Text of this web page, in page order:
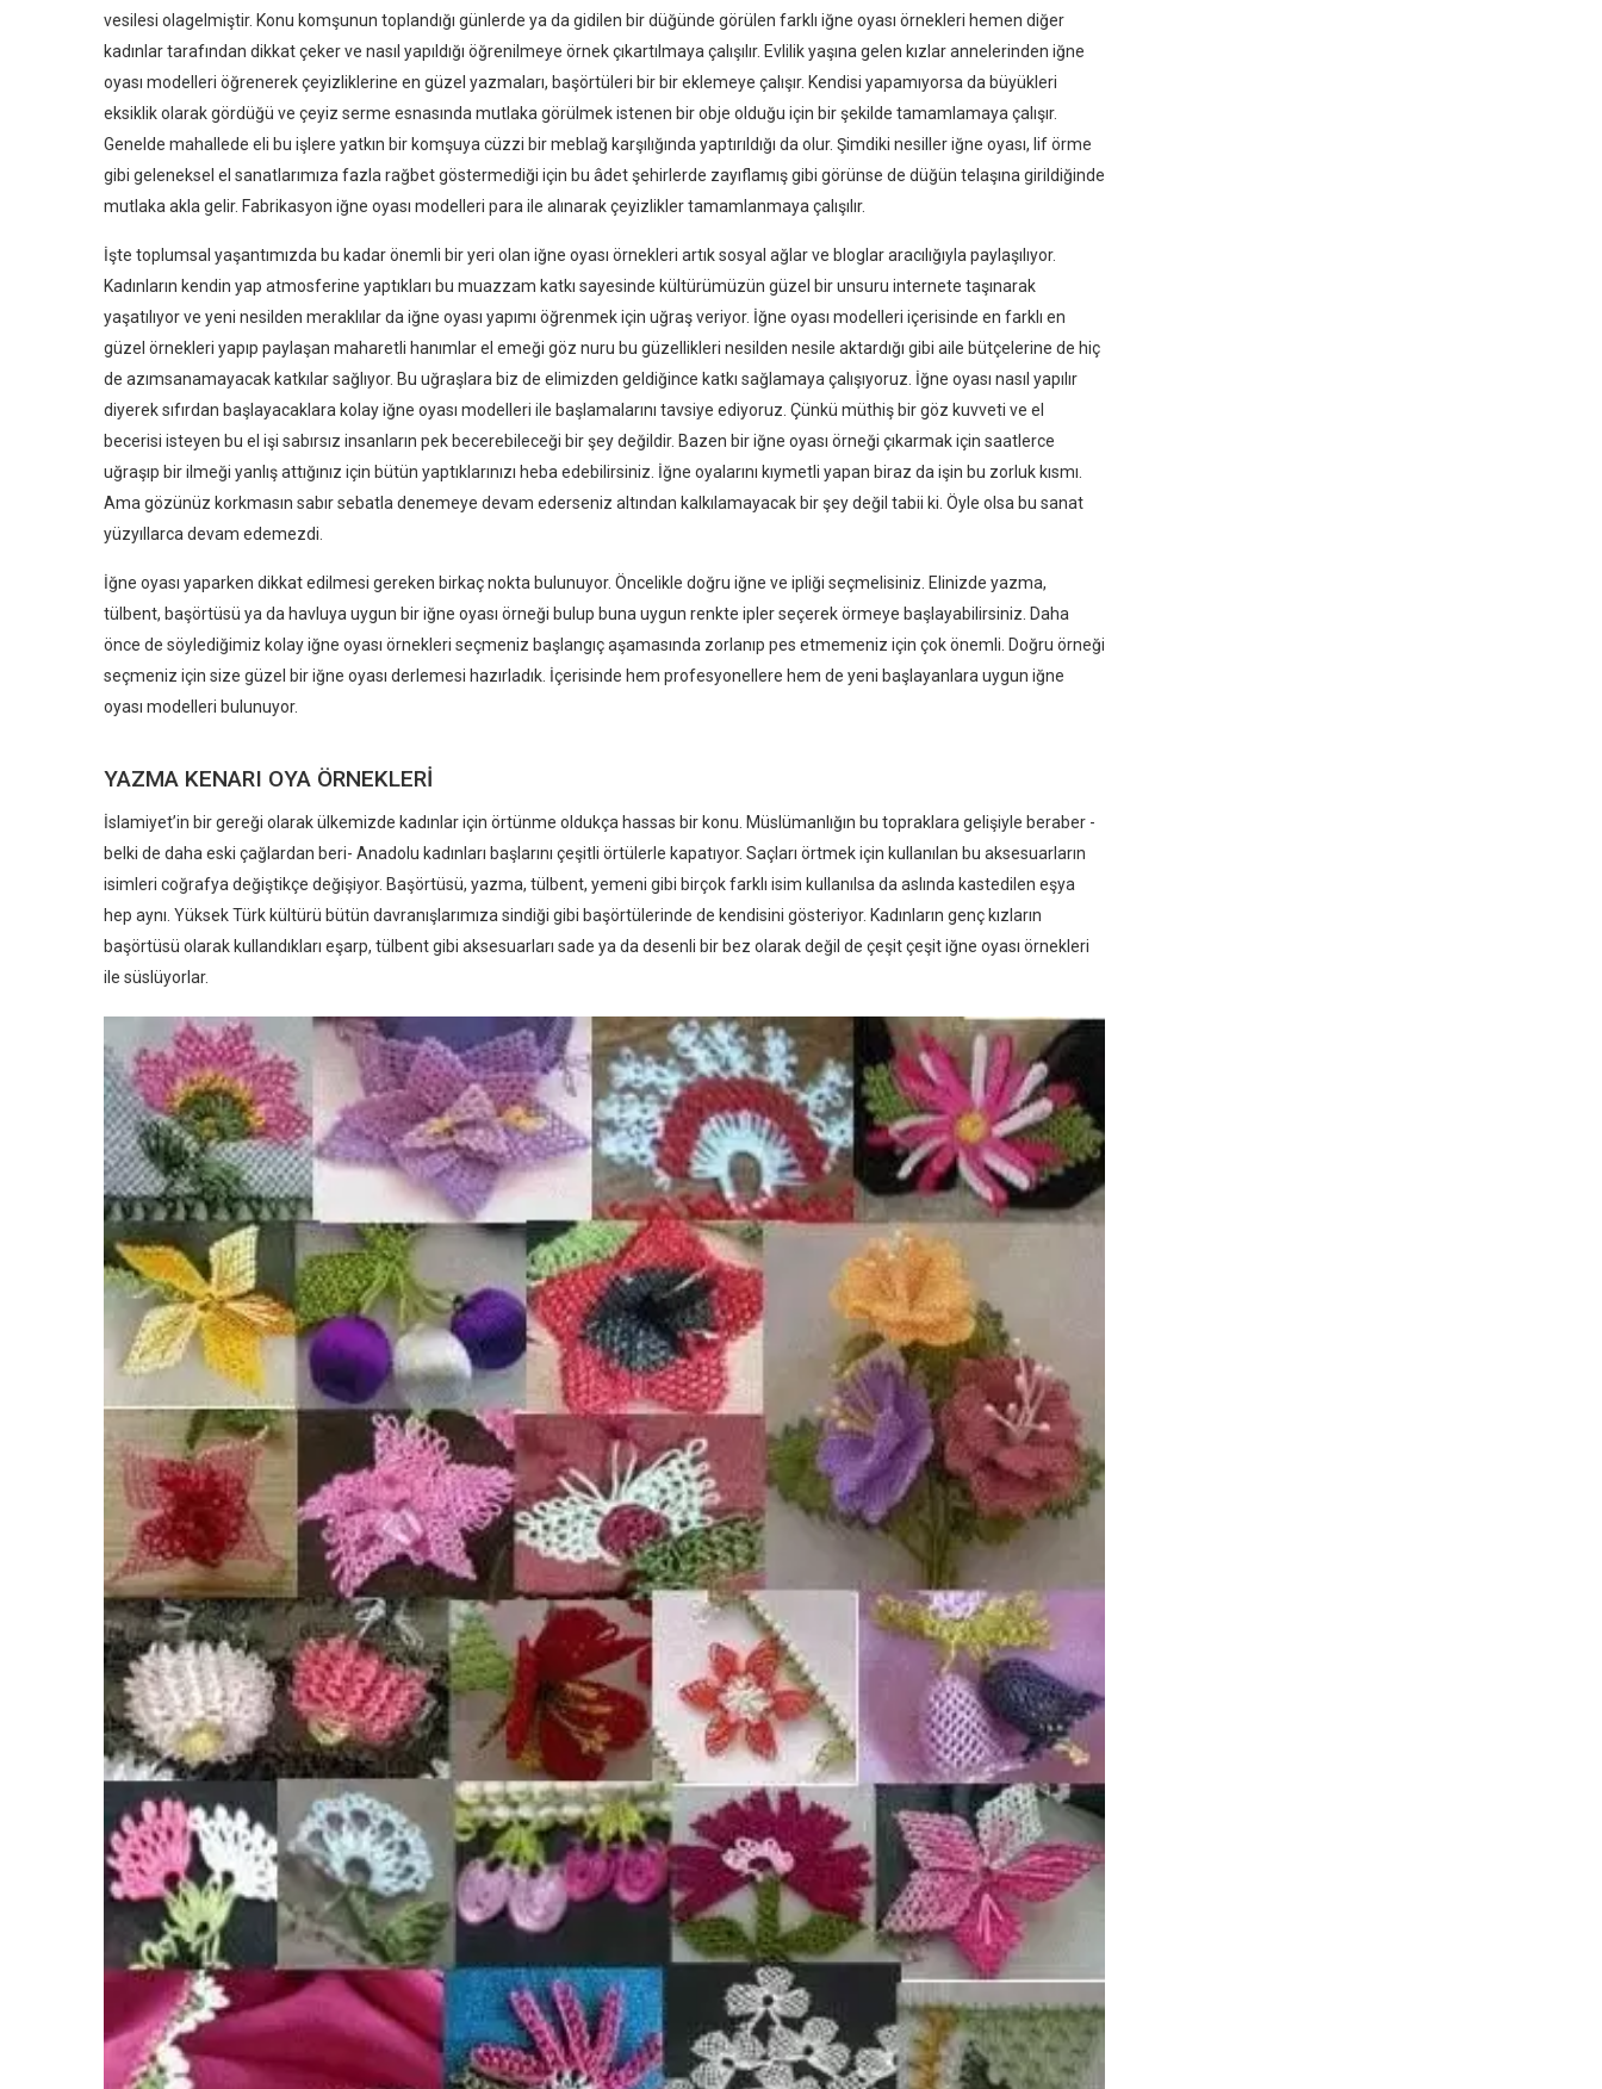
vesilesi olagelmiştir. Konu komşunun toplandığı günlerde ya da gidilen bir düğünde görülen farklı iğne oyası örnekleri hemen diğer
kadınlar tarafından dikkat çeker ve nasıl yapıldığı öğrenilmeye örnek çıkartılmaya çalışılır. Evlilik yaşına gelen kızlar annelerinden iğne
oyası modelleri öğrenerek çeyizliklerine en güzel yazmaları, başörtüleri bir bir eklemeye çalışır. Kendisi yapamıyorsa da büyükleri
eksiklik olarak gördüğü ve çeyiz serme esnasında mutlaka görülmek istenen bir obje olduğu için bir şekilde tamamlamaya çalışır.
Genelde mahallede eli bu işlere yatkın bir komşuya cüzzi bir meblağ karşılığında yaptırıldığı da olur. Şimdiki nesiller iğne oyası, lif örme
gibi geleneksel el sanatlarımıza fazla rağbet göstermediği için bu âdet şehirlerde zayıflamış gibi görünse de düğün telaşına girildiğinde
mutlaka akla gelir. Fabrikasyon iğne oyası modelleri para ile alınarak çeyizlikler tamamlanmaya çalışılır.
İşte toplumsal yaşantımızda bu kadar önemli bir yeri olan iğne oyası örnekleri artık sosyal ağlar ve bloglar aracılığıyla paylaşılıyor.
Kadınların kendin yap atmosferine yaptıkları bu muazzam katkı sayesinde kültürümüzün güzel bir unsuru internete taşınarak
yaşatılıyor ve yeni nesilden meraklılar da iğne oyası yapımı öğrenmek için uğraş veriyor. İğne oyası modelleri içerisinde en farklı en
güzel örnekleri yapıp paylaşan maharetli hanımlar el emeği göz nuru bu güzellikleri nesilden nesile aktardığı gibi aile bütçelerine de hiç
de azımsanamayacak katkılar sağlıyor. Bu uğraşlara biz de elimizden geldiğince katkı sağlamaya çalışıyoruz. İğne oyası nasıl yapılır
diyerek sıfırdan başlayacaklara kolay iğne oyası modelleri ile başlamalarını tavsiye ediyoruz. Çünkü müthiş bir göz kuvveti ve el
becerisi isteyen bu el işi sabırsız insanların pek becerebileceği bir şey değildir. Bazen bir iğne oyası örneği çıkarmak için saatlerce
uğraşıp bir ilmeği yanlış attığınız için bütün yaptıklarınızı heba edebilirsiniz. İğne oyalarını kıymetli yapan biraz da işin bu zorluk kısmı.
Ama gözünüz korkmasın sabır sebatla denemeye devam ederseniz altından kalkılamayacak bir şey değil tabii ki. Öyle olsa bu sanat
yüzyıllarca devam edemezdi.
İğne oyası yaparken dikkat edilmesi gereken birkaç nokta bulunuyor. Öncelikle doğru iğne ve ipliği seçmelisiniz. Elinizde yazma,
tülbent, başörtüsü ya da havluya uygun bir iğne oyası örneği bulup buna uygun renkte ipler seçerek örmeye başlayabilirsiniz. Daha
önce de söylediğimiz kolay iğne oyası örnekleri seçmeniz başlangıç aşamasında zorlanıp pes etmemeniz için çok önemli. Doğru örneği
seçmeniz için size güzel bir iğne oyası derlemesi hazırladık. İçerisinde hem profesyonellere hem de yeni başlayanlara uygun iğne
oyası modelleri bulunuyor.
YAZMA KENARI OYA ÖRNEKLERI
İslamiyet’in bir gereği olarak ülkemizde kadınlar için örtünme oldukça hassas bir konu. Müslümanlığın bu topraklara gelişiyle beraber -
belki de daha eski çağlardan beri- Anadolu kadınları başlarını çeşitli örtülerle kapatıyor. Saçları örtmek için kullanılan bu aksesuarların
isimleri coğrafya değiştikçe değişiyor. Başörtüsü, yazma, tülbent, yemeni gibi birçok farklı isim kullanılsa da aslında kastedilen eşya
hep aynı. Yüksek Türk kültürü bütün davranışlarımıza sindiği gibi başörtülerinde de kendisini gösteriyor. Kadınların genç kızların
başörtüsü olarak kullandıkları eşarp, tülbent gibi aksesuarları sade ya da desenli bir bez olarak değil de çeşit çeşit iğne oyası örnekleri
ile süslüyorlar.